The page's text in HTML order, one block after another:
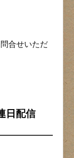
合せいただ
日 配信